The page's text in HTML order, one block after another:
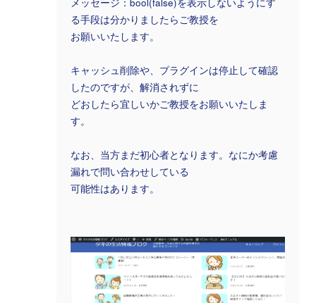
る手段は分かりましたらご教授を
お願いいたします。
キャッシュ削除や、プラグインは停止して確認
したのですが、解消されずに
どおしたら宜しいかご教授をお願いいたしま
す。
なお、当方まだ初心者となります。なにか考慮
漏れで問い合わせしている
可能性はあります。